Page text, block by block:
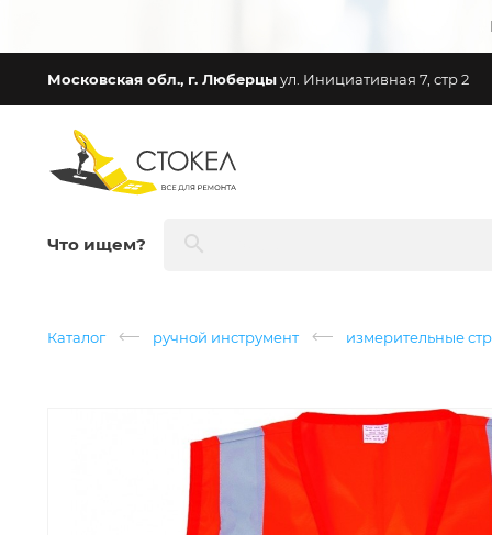
Московская обл., г. Люберцыул. Инициативная 7, стр 2
Что ищем?
Каталог ручной инструмент измерительные